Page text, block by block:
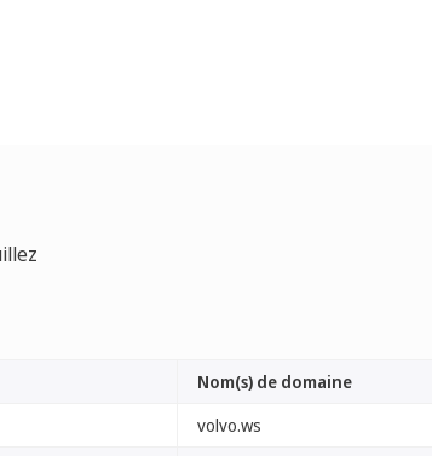
Nom(s) de domaine
volvo.ws